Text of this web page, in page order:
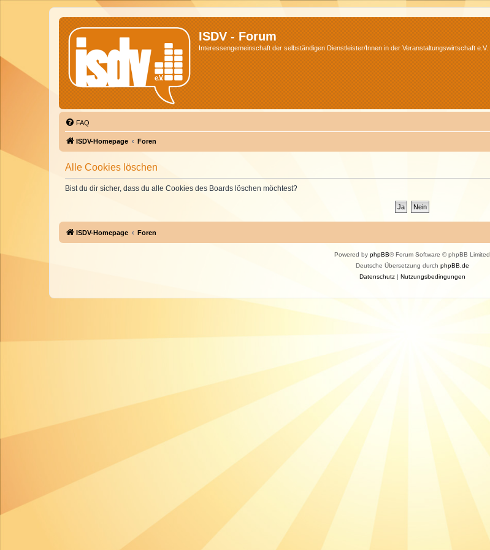
ISDV - Forum
Interessengemeinschaft der selbständigen Dienstleister/Innen in der Veranstaltungswirtschaft e.V.
FAQ
ISDV-Homepage Foren
Alle Cookies löschen
Bist du dir sicher, dass du alle Cookies des Boards löschen möchtest?
ISDV-Homepage Foren
Powered by phpBB® Forum Software © phpBB Limited
Deutsche Übersetzung durch phpBB.de
Datenschutz| Nutzungsbedingungen